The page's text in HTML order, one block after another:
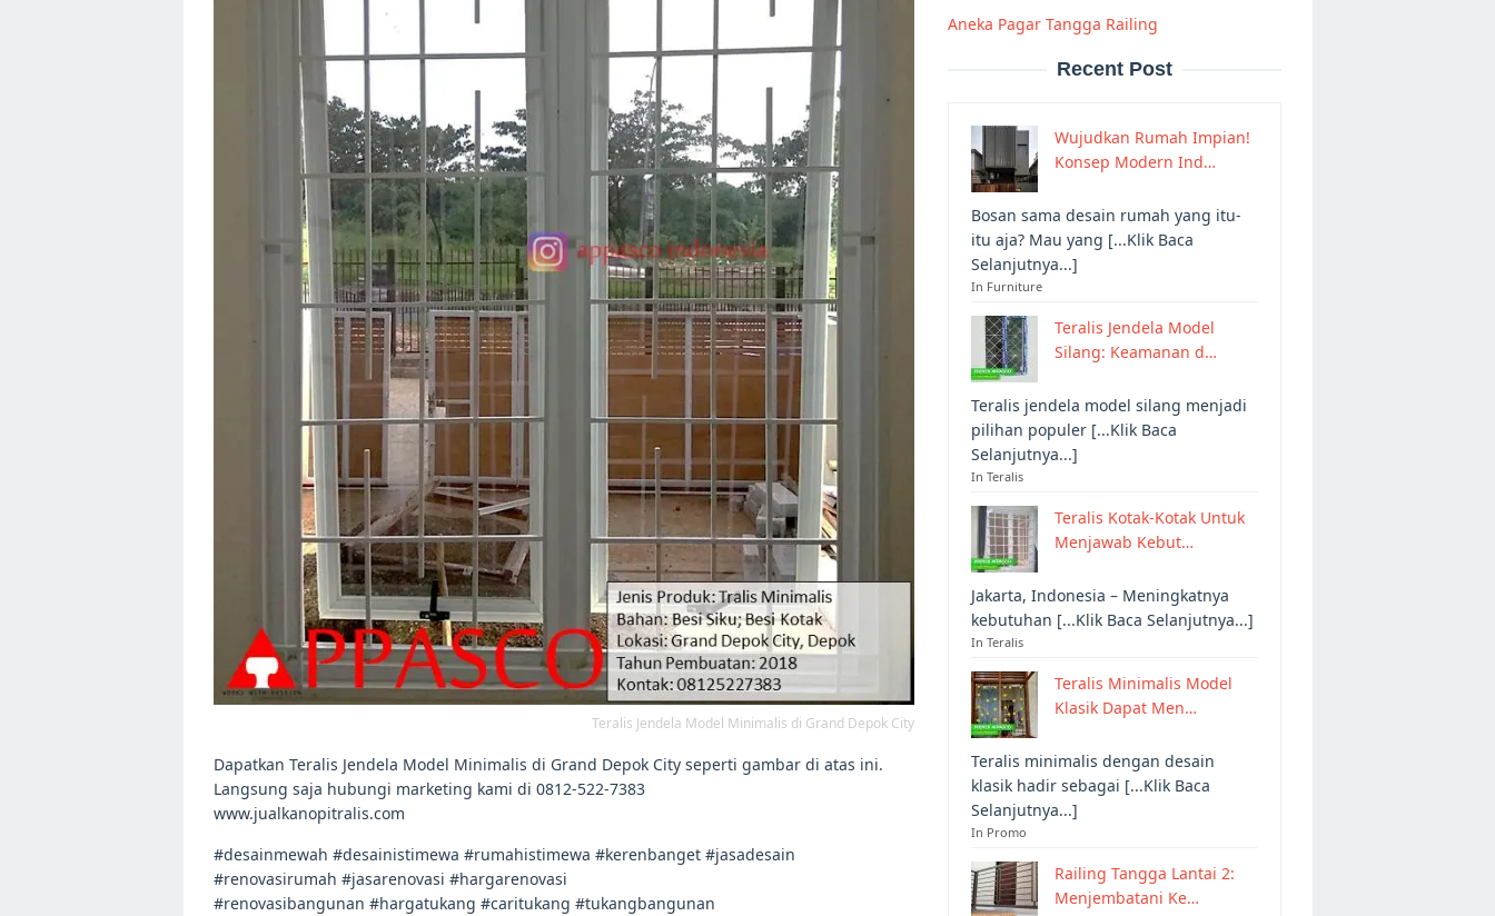
Teralis Jendela Model Minimalis di Grand Depok City
Dapatkan Teralis Jendela Model Minimalis di Grand Depok City seperti gambar di atas ini.
Langsung saja hubungi marketing kami di 0812-522-7383
www.jualkanopitralis.com
#desainmewah #desainistimewa #rumahistimewa #kerenbanget #jasadesain
#renovasirumah #jasarenovasi #hargarenovasi
#renovasibangunan #hargatukang #caritukang #tukangbangunan
Aneka Pagar Tangga Railing
Recent Post
Wujudkan Rumah Impian!
Konsep Modern Ind…
Bosan sama desain rumah yang itu-
itu aja? Mau yang [...Klik Baca
Selanjutnya...]
In Furniture
Teralis Jendela Model
Silang: Keamanan d…
Teralis jendela model silang menjadi
pilihan populer [...Klik Baca
Selanjutnya...]
In Teralis
Teralis Kotak-Kotak Untuk
Menjawab Kebut…
Jakarta, Indonesia – Meningkatnya
kebutuhan [...Klik Baca Selanjutnya...]
In Teralis
Teralis Minimalis Model
Klasik Dapat Men…
Teralis minimalis dengan desain
klasik hadir sebagai [...Klik Baca
Selanjutnya...]
In Promo
Railing Tangga Lantai 2:
Menjembatani Ke…